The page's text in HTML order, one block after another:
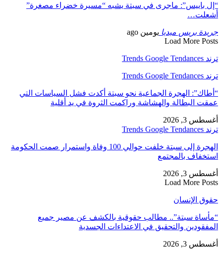
“إل باييس”: ماجرى في سبتة يشبه “مسيرة خضراء مصغرة”
أشعلت…
جريدة بريس ميديا يومين ago
Load More Posts
ترند Trends Google Tendances
ترند Trends Google Tendances
“أطاك”: الهجرة الجماعية نحو سبتة أكدت فشل السياسات التي
عمقت البطالة والهشاشة وراكمت الثروة في يد أقلية
أغسطس 3, 2026
ترند Trends Google Tendances
الهجرة إلى سبتة خلفت حوالي 100 وفاة واستمرار صمت الحكومة
استخفاف بالمجتمع
أغسطس 3, 2026
Load More Posts
حقوق الإنسان
“مأساة سبتة”.. مطالب حقوقية بالكشف عن مصير جميع
المفقودين والتحقيق في الاعتداءات الجسدية
أغسطس 3, 2026